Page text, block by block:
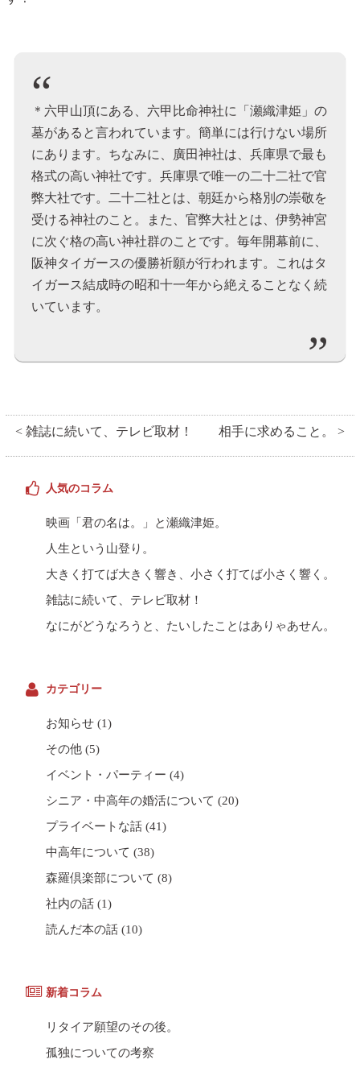
＊六甲山頂にある、六甲比命神社に「瀬織津姫」の
墓があると言われています。簡単には行けない場所
にあります。ちなみに、廣田神社は、兵庫県で最も
格式の高い神社です。兵庫県で唯一の二十二社で官
弊大社です。二十二社とは、朝廷から格別の崇敬を
受ける神社のこと。また、官弊大社とは、伊勢神宮
に次ぐ格の高い神社群のことです。毎年開幕前に、
阪神タイガースの優勝祈願が行われます。これはタ
イガース結成時の昭和十一年から絶えることなく続
いています。
相手に求めること。 >
< 雑誌に続いて、テレビ取材！
人気のコラム
映画「君の名は。」と瀬織津姫。
人生という山登り。
大きく打てば大きく響き、小さく打てば小さく響く。
雑誌に続いて、テレビ取材！
なにがどうなろうと、たいしたことはありゃあせん。
カテゴリー
お知らせ(1)
その他(5)
イベント・パーティー (4)
シニア・中高年の婚活について (20)
プライベートな話(41)
中高年について (38)
森羅倶楽部について (8)
社内の話(1)
読んだ本の話(10)
新着コラム
リタイア願望のその後。
孤独についての考察